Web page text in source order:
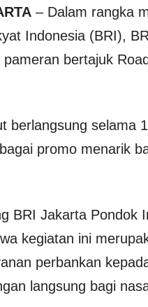
– Dalam rangka
Indonesia (BRI),
bertajuk
berlangsung selama
promo menarik
BRI Jakarta Pondok
kegiatan ini
perbankan
langsung bagi